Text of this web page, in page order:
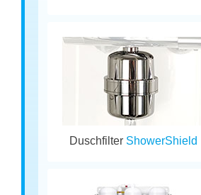
Duschfilter ShowerShield